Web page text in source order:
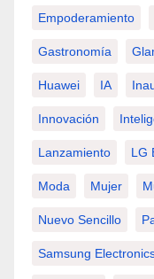
Empoderamiento
Gastronomía
Huawei IA
Innovación
Lanzamiento LG
Moda Mujer
Nuevo Sencillo
Samsung